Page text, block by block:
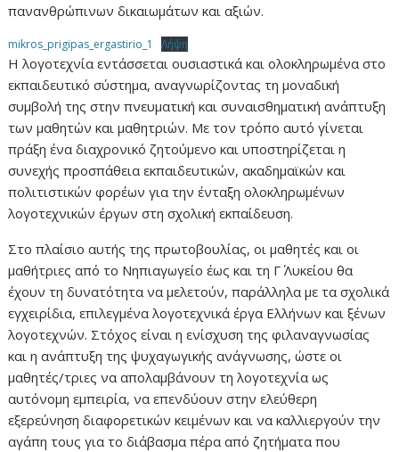
πανανθρώπινων δικαιωμάτων και αξιών.
mikros_prigipas_ergastirio_1 Λήψη
Η λογοτεχνία εντάσσεται ουσιαστικά και ολοκληρωμένα στο
εκπαιδευτικό σύστημα, αναγνωρίζοντας τη μοναδική
συμβολή της στην πνευματική και συναισθηματική ανάπτυξη
των μαθητών και μαθητριών. Με τον τρόπο αυτό γίνεται
πράξη ένα διαχρονικό ζητούμενο και υποστηρίζεται η
συνεχής προσπάθεια εκπαιδευτικών, ακαδημαϊκών και
πολιτιστικών φορέων για την ένταξη ολοκληρωμένων
λογοτεχνικών έργων στη σχολική εκπαίδευση.
Στο πλαίσιο αυτής της πρωτοβουλίας, οι μαθητές και οι
μαθήτριες από το Νηπιαγωγείο έως και τη Γ΄ Λυκείου θα
έχουν τη δυνατότητα να μελετούν, παράλληλα με τα σχολικά
εγχειρίδια, επιλεγμένα λογοτεχνικά έργα Ελλήνων και ξένων
λογοτεχνών. Στόχος είναι η ενίσχυση της φιλαναγνωσίας
και η ανάπτυξη της ψυχαγωγικής ανάγνωσης, ώστε οι
μαθητές/τριες να απολαμβάνουν τη λογοτεχνία ως
αυτόνομη εμπειρία, να επενδύουν στην ελεύθερη
εξερεύνηση διαφορετικών κειμένων και να καλλιεργούν την
αγάπη τους για το διάβασμα πέρα από ζητήματα που